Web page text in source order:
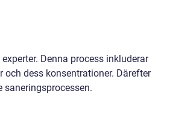
Denna process inkluderar
dess konsentrationer. Därefter